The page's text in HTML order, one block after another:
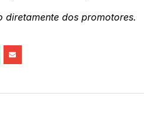
dos promotores.